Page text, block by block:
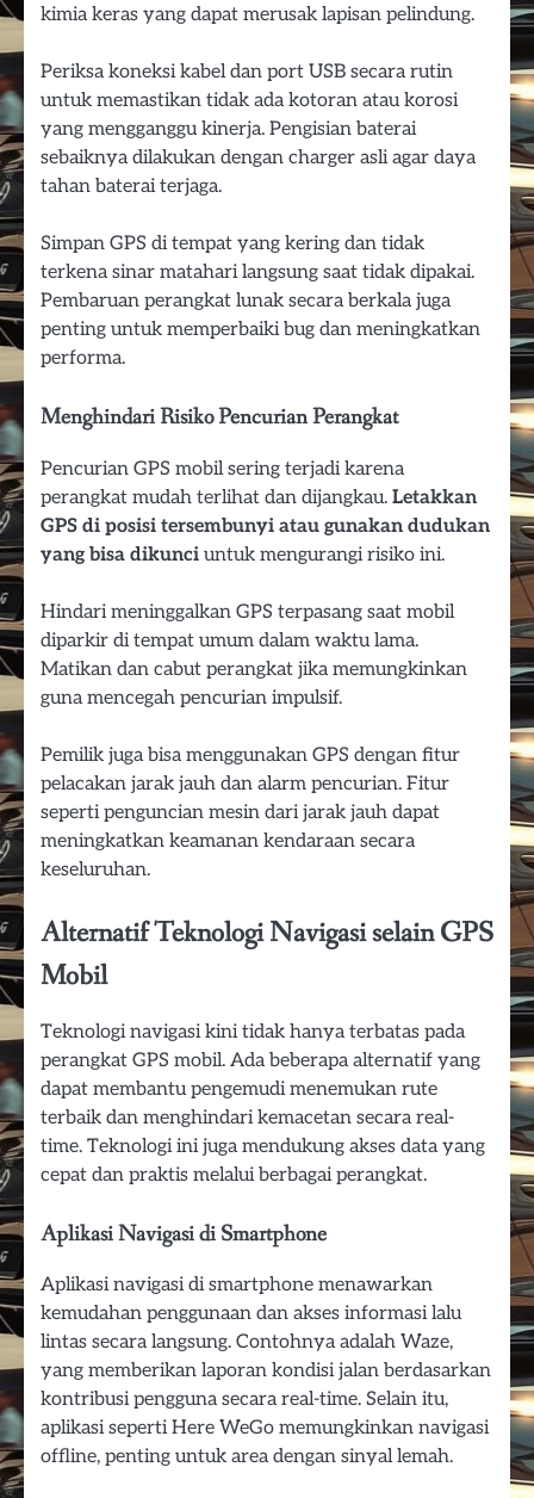
kimia keras yang dapat merusak lapisan pelindung.
Periksa koneksi kabel dan port USB secara rutin
untuk memastikan tidak ada kotoran atau korosi
yang mengganggu kinerja. Pengisian baterai
sebaiknya dilakukan dengan charger asli agar daya
tahan baterai terjaga.
Simpan GPS di tempat yang kering dan tidak
terkena sinar matahari langsung saat tidak dipakai.
Pembaruan perangkat lunak secara berkala juga
penting untuk memperbaiki bug dan meningkatkan
performa.
Menghindari Risiko Pencurian Perangkat
Pencurian GPS mobil sering terjadi karena
perangkat mudah terlihat dan dijangkau. Letakkan
GPS di posisi tersembunyi atau gunakan dudukan
yang bisa dikunci untuk mengurangi risiko ini.
Hindari meninggalkan GPS terpasang saat mobil
diparkir di tempat umum dalam waktu lama.
Matikan dan cabut perangkat jika memungkinkan
guna mencegah pencurian impulsif.
Pemilik juga bisa menggunakan GPS dengan fitur
pelacakan jarak jauh dan alarm pencurian. Fitur
seperti penguncian mesin dari jarak jauh dapat
meningkatkan keamanan kendaraan secara
keseluruhan.
Alternatif Teknologi Navigasi selain GPS
Mobil
Teknologi navigasi kini tidak hanya terbatas pada
perangkat GPS mobil. Ada beberapa alternatif yang
dapat membantu pengemudi menemukan rute
terbaik dan menghindari kemacetan secara real-
time. Teknologi ini juga mendukung akses data yang
cepat dan praktis melalui berbagai perangkat.
Aplikasi Navigasi di Smartphone
Aplikasi navigasi di smartphone menawarkan
kemudahan penggunaan dan akses informasi lalu
lintas secara langsung. Contohnya adalah Waze,
yang memberikan laporan kondisi jalan berdasarkan
kontribusi pengguna secara real-time. Selain itu,
aplikasi seperti Here WeGo memungkinkan navigasi
offline, penting untuk area dengan sinyal lemah.